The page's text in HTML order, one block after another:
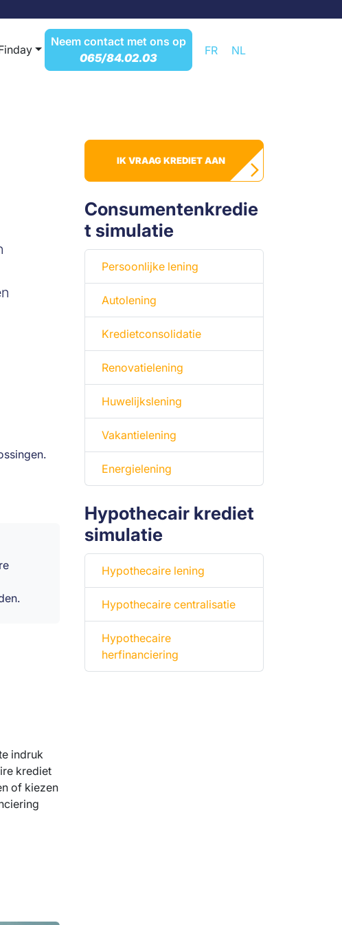
FR NL
Neem contact met ons op
065/84.02.03
indruk
krediet
of kiezen
IK VRAAG KREDIET AAN
Consumentenkredie
t simulatie
Persoonlijke lening
Autolening
Kredietconsolidatie
Renovatielening
Huwelijkslening
Vakantielening
Energielening
Hypothecair krediet
simulatie
Hypothecaire lening
Hypothecaire centralisatie
Hypothecaire
herfinanciering